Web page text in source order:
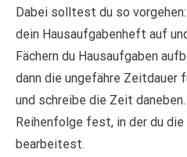
Dabei solltest du so
dein Hausaufgabenheft auf
Fächern du Hausaufgaben
dann die ungefähre Zeitdauer
und schreibe die Zeit
Reihenfolge fest, in der du die
bearbeitest.